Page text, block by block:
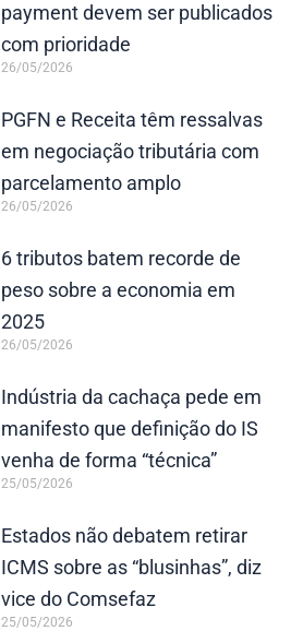
payment devem ser publicados
com prioridade
26/05/2026
PGFN e Receita têm ressalvas
em negociação tributária com
parcelamento amplo
26/05/2026
6 tributos batem recorde de
peso sobre a economia em
2025
26/05/2026
Indústria da cachaça pede em
manifesto que definição do IS
venha de forma “técnica”
25/05/2026
Estados não debatem retirar
ICMS sobre as “blusinhas”, diz
vice do Comsefaz
25/05/2026